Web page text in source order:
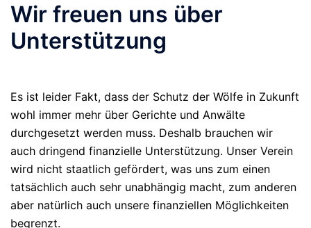
Wir freuen uns über
Unterstützung
Es ist leider Fakt, dass der Schutz der Wölfe in Zukunft
wohl immer mehr über Gerichte und Anwälte
durchgesetzt werden muss. Deshalb brauchen wir
auch dringend finanzielle Unterstützung. Unser Verein
wird nicht staatlich gefördert, was uns zum einen
tatsächlich auch sehr unabhängig macht, zum anderen
aber natürlich auch unsere finanziellen Möglichkeiten
begrenzt.